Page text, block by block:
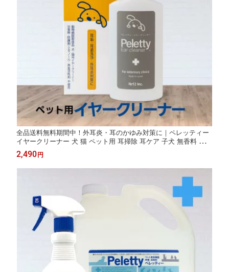
全品送料無料期間中！外耳炎・耳のかゆみ対策に｜ペレッティー
イヤークリーナー 犬 猫 ペット用 耳掃除 耳ケア 子犬 無香料 無刺
激 アルコール不使用 日本製 耳洗浄液 イヤーローション 簡単
2,490 円